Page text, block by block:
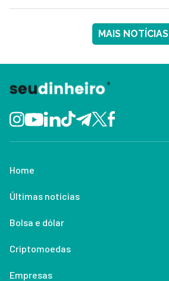
MAIS NOTÍCIAS
Home
Últimas notícias
Bolsa e dólar
Criptomoedas
Empresas